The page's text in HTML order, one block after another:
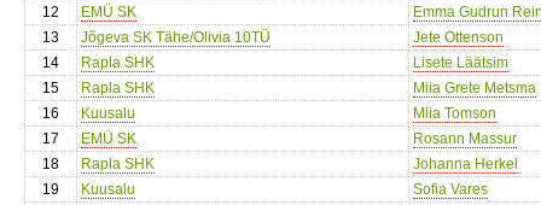
12
EMÜ SK
Emma Gudrun
13
Jõgeva SK Tähe/Olivia 10TÜ
Jete Ottenson
14
Rapla SHK
Lisete Läätsim
15
Rapla SHK
Miia Grete Metsma
16
Kuusalu
Miia Tomson
17
EMÜ SK
Rosann Massur
18
Rapla SHK
Johanna Herkel
19
Kuusalu
Sofia Vares